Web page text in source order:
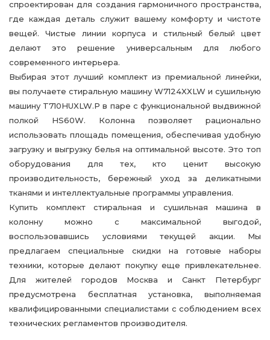
спроектирован для создания гармоничного пространства,
где каждая деталь служит вашему комфорту и чистоте
вещей. Чистые линии корпуса и стильный белый цвет
делают это решение универсальным для любого
современного интерьера.
Выбирая этот лучший комплект из премиальной линейки,
вы получаете стиральную машину W7124XXLW и сушильную
машину T710HUXLW.P в паре с функциональной выдвижной
полкой HS60W. Колонна позволяет рационально
использовать площадь помещения, обеспечивая удобную
загрузку и выгрузку белья на оптимальной высоте. Это топ
оборудования для тех, кто ценит высокую
производительность, бережный уход за деликатными
тканями и интеллектуальные программы управления.
Купить комплект стиральная и сушильная машина в
колонну можно с максимальной выгодой,
воспользовавшись условиями текущей акции. Мы
предлагаем специальные скидки на готовые наборы
техники, которые делают покупку еще привлекательнее.
Для жителей городов Москва и Санкт Петербург
предусмотрена бесплатная установка, выполняемая
квалифицированными специалистами с соблюдением всех
технических регламентов производителя.